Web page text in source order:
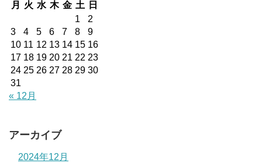
月
火 水 木 金 土
日
1
2
3
4 5 6 7 8
9
10 11 12 13 14 15 16
17 18 19 20 21 22 23
24 25 26 27 28 29 30
31
« 12月
アーカイブ
2024年12月